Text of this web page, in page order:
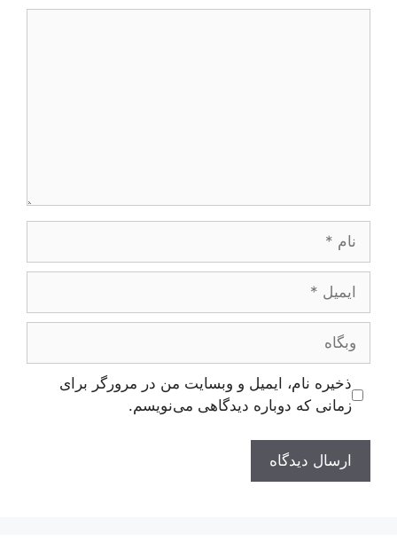
ایمیل
وبگاه
ذخیره نام، ایمیل و وبسایت من در مرورگر برای
زمانی که دوباره دیدگاهی می‌نویسم.